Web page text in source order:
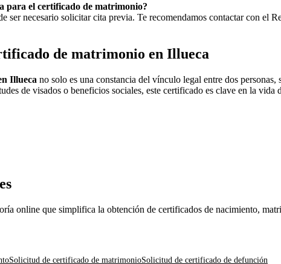
para el certificado de matrimonio?
ser necesario solicitar cita previa. Te recomendamos contactar con el
de matrimonio en Illueca
Illueca no solo es una constancia del vínculo legal entre dos
de visados o beneficios sociales, este certificado es clave en la vida
online que simplifica la obtención de certificados de nacimiento,
Solicitud de certificado de matrimonioSolicitud de certificado de defunción